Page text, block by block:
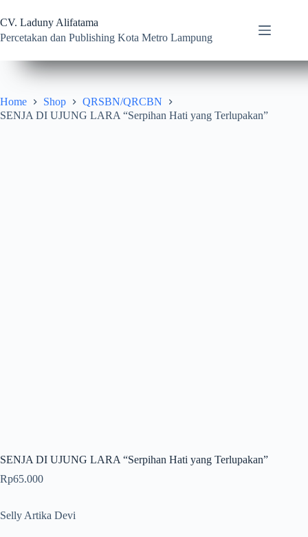
to
content
CV. Laduny Alifatama
Percetakan dan Publishing Kota Metro Lampung
Home Shop
QRSBN/QRCBN
SENJA DI UJUNG LARA “Serpihan Hati yang Terlupakan”
SENJA DI UJUNG LARA “Serpihan Hati yang Terlupakan”
Rp65.000
Selly Artika Devi